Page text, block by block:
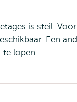
is steil.
Een
te lopen.